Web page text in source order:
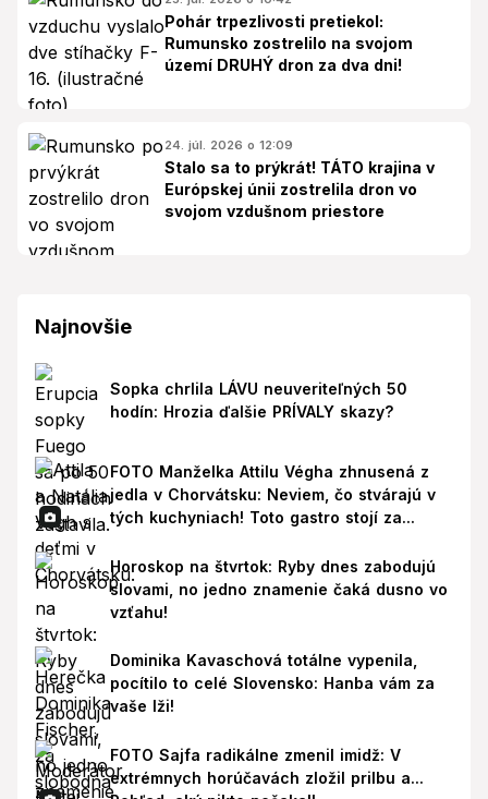
Pohár trpezlivosti pretiekol:
Rumunsko zostrelilo na svojom
území DRUHÝ dron za dva dni!
24. júl. 2026 o 12:09
Stalo sa to prýkrát! TÁTO krajina v
Európskej únii zostrelila dron vo
svojom vzdušnom priestore
Najnovšie
Sopka chrlila LÁVU neuveriteľných 50
hodín: Hrozia ďalšie PRÍVALY skazy?
FOTO Manželka Attilu Végha zhnusená z
jedla v Chorvátsku: Neviem, čo stvárajú v
tých kuchyniach! Toto gastro stojí za...
Horoskop na štvrtok: Ryby dnes zabodujú
slovami, no jedno znamenie čaká dusno vo
vzťahu!
Dominika Kavaschová totálne vypenila,
pocítilo to celé Slovensko: Hanba vám za
vaše lži!
FOTO Sajfa radikálne zmenil imidž: V
extrémnych horúčavách zložil prilbu a...